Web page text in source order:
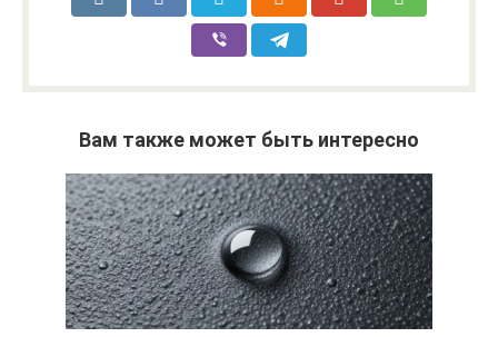
Вам также может быть интересно